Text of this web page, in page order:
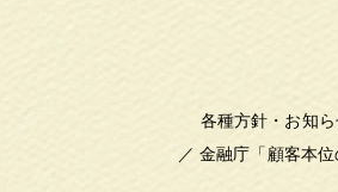
各種方針・お知
／金融庁「顧客本